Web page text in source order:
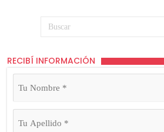
RECIBÍ INFORMACIÓN
Tu
Nombre
Tu
Apellido